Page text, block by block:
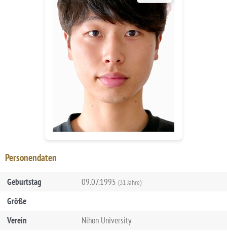
Personendaten
Geburtstag 09.07.1995 (31 Jahre)
Größe
Verein
Nihon University